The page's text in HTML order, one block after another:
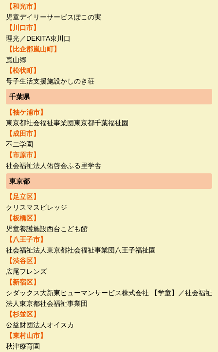
【和光市】
児童デイリーサービスぽこの実
【川口市】
理光／DEKITA東川口
【比企郡嵐山町】
嵐山郷
【松状町】
母子生活支援施設かしのき荘
千葉県
【袖ケ浦市】
東京都社会福祉事業団東京都千葉福祉園
【成田市】
不二学園
【市原市】
社会福祉法人佑啓会ふる里学舎
東京都
【足立区】
クリスマスビレッジ
【板橋区】
児童養護施設西台こども館
【八王子市】
社会福祉法人東京都社会福祉事業団八王子福祉園
【渋谷区】
広尾フレンズ
【新宿区】
シダックス大新東ヒューマンサービス株式会社 【学童】／社会福祉
法人東京都社会福祉事業団
【杉並区】
公益財団法人オイスカ
【東村山市】
秋津療育園